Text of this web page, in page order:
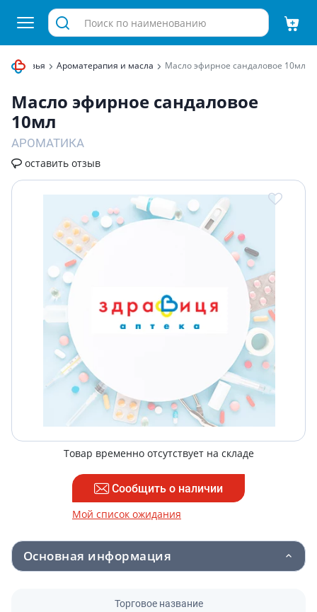
здоровья Ароматерапия и масла Масло эфирное сандаловое 10мл
Масло эфирное сандаловое
10мл
АРОМАТИКА
оставить отзыв
Товар временно отсутствует на складе
Сообщить о наличии
Мой список ожидания
Основная информация
Торговое название